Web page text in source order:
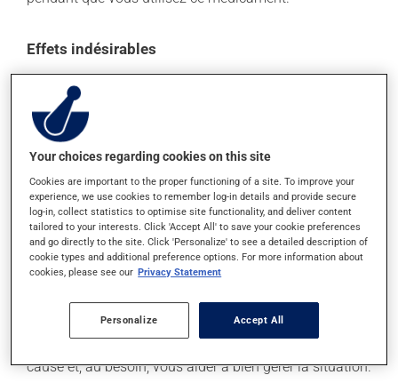
Effets indésirables
En plus de ses effets recherchés, ce produit peut à
l'occasion entraîner certains effets indésirables (effets
secondaires), notamment :
il peut causer des maux de tête;
il peut causer de la diarrhée;
il peut causer des maux de ventre;
il peut causer des nausées et des vomissements.
Chaque personne peut réagir différemment à un
traitement. Si vous croyez que ce produit est la cause
mentionné ici ou non, discutez-en avec votre
professionnel(le) de la santé. Il ou elle peut vous aider
cause et, au besoin, vous aider à bien gérer la situation.
Your choices regarding cookies on this site
Cookies are important to the proper functioning of a site. To improve your
experience, we use cookies to remember log-in details and provide secure
log-in, collect statistics to optimise site functionality, and deliver content
tailored to your interests. Click 'Accept All' to save your cookie preferences
and go directly to the site. Click 'Personalize' to see a detailed description of
cookie types and additional preference options. For more information about
cookies, please see our Privacy Statement
Personalize Accept All